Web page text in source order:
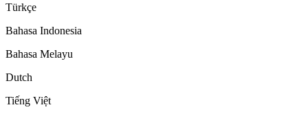
Türkçe
Bahasa Indonesia
Bahasa Melayu
Dutch
Tiếng Việt